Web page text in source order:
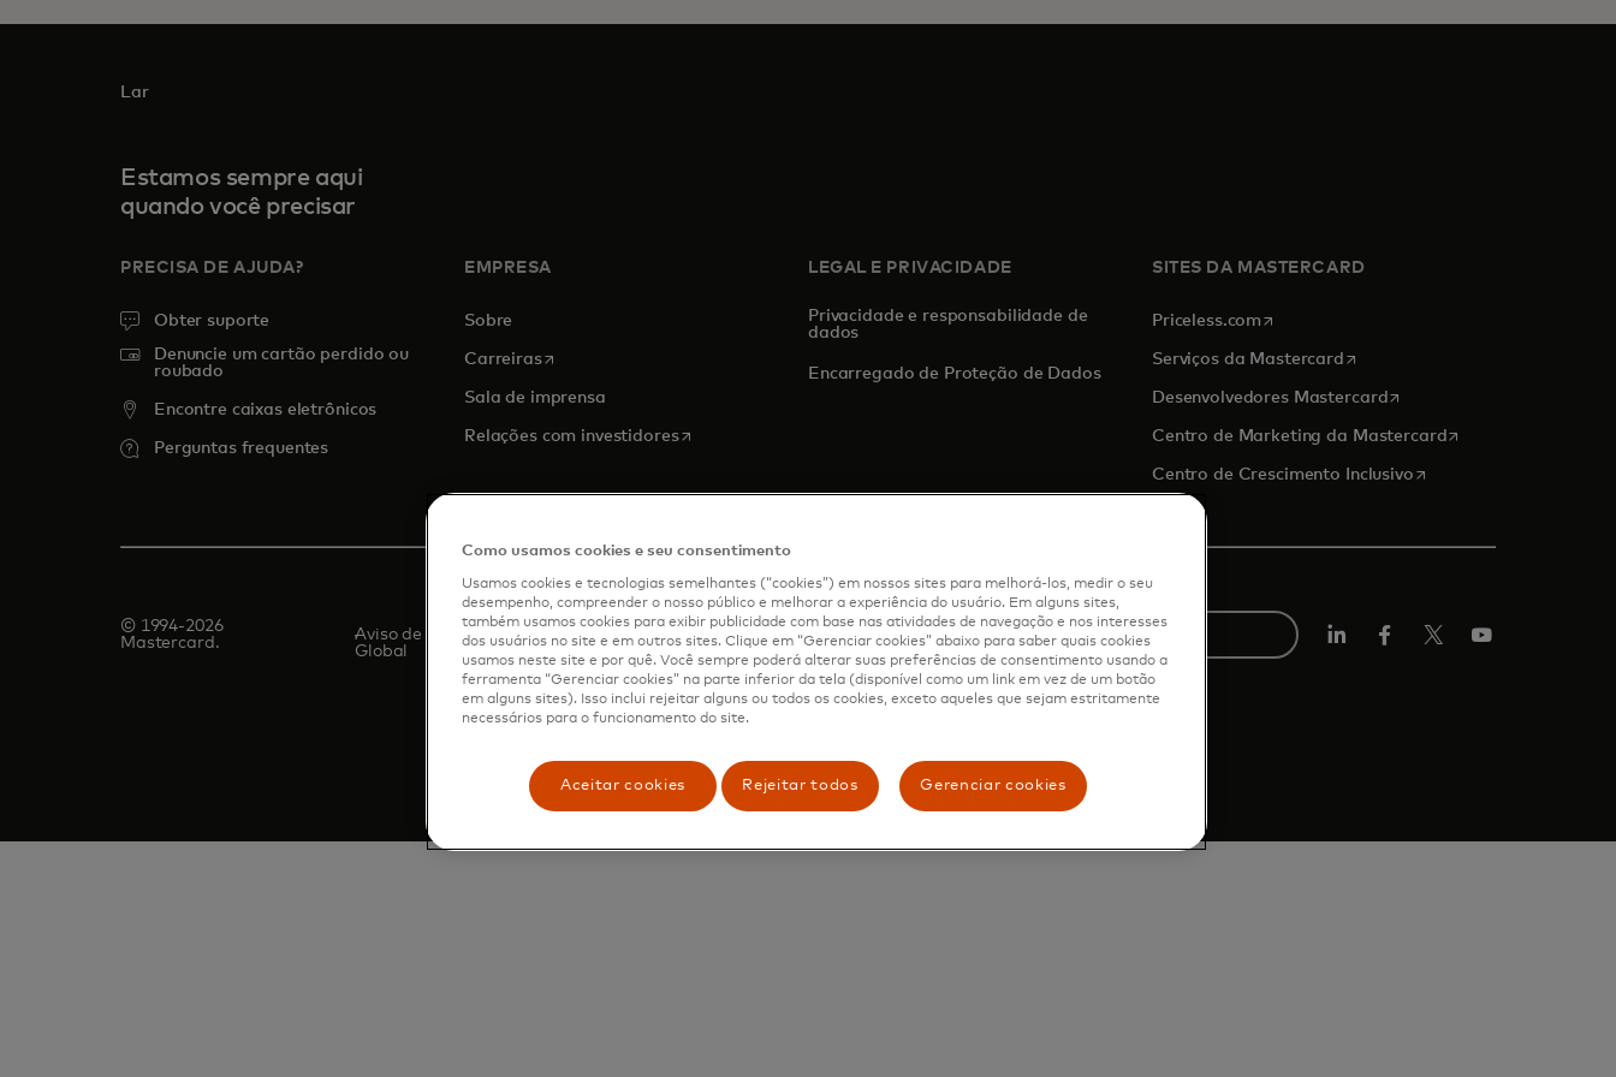
Lar
Estamos sempre aqui
quando você precisar
PRECISA DE AJUDA?
Obter suporte
Denuncie um cartão perdido ou
roubado
Encontre caixas eletrônicos
Perguntas frequentes
EMPRESA
Sobre
Carreirasabre em uma nova guia
Sala de imprensa
Relações com investidoresabre em uma nova guia
LEGAL E PRIVACIDADE
Privacidade e responsabilidade de
dados
Encarregado de Proteção de Dados
SITES DA MASTERCARD
Priceless.com abre em uma nova guia
Serviços da Mastercardabre em uma nova guia
Desenvolvedores Mastercardabre em uma nova guia
Centro de Marketing da Mastercardabre em uma nova
Centro de Crescimento Inclusivoabre em uma nova guia
© 1994-2026
Mastercard.
Aviso de Privacidade
Global
Termos e
condições
Gestão de
cookies
Select
a
country
Como usamos cookies e seu consentimento
Usamos cookies e tecnologias semelhantes (“cookies”) em nossos sites para melhorá-los, medir o seu
desempenho, compreender o nosso público e melhorar a experiência do usuário. Em alguns sites,
também usamos cookies para exibir publicidade com base nas atividades de navegação e nos interesses
dos usuários no site e em outros sites. Clique em “Gerenciar cookies” abaixo para saber quais cookies
usamos neste site e por quê. Você sempre poderá alterar suas preferências de consentimento usando a
ferramenta “Gerenciar cookies” na parte inferior da tela (disponível como um link em vez de um botão
em alguns sites). Isso inclui rejeitar alguns ou todos os cookies, exceto aqueles que sejam estritamente
necessários para o funcionamento do site.
Aceitar cookies Rejeitar todos Gerenciar cookies